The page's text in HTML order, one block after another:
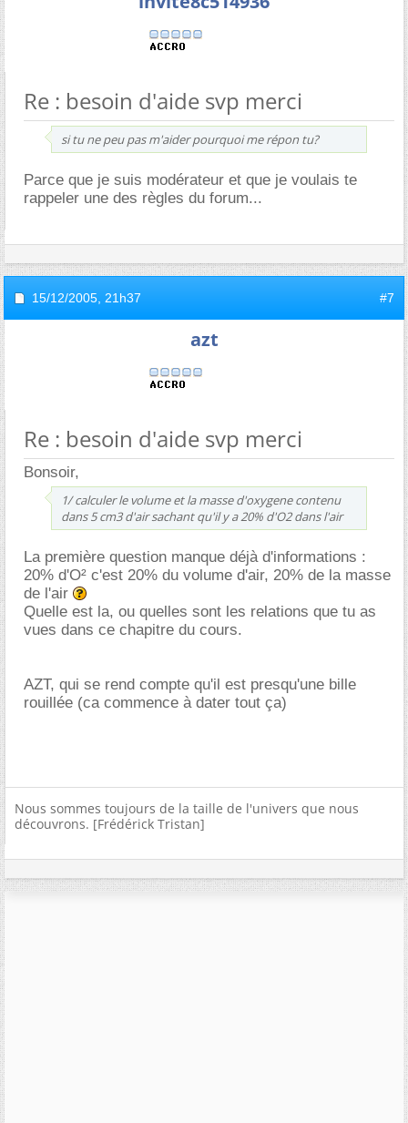
Re : besoin d'aide svp merci
si tu ne peu pas m'aider pourquoi me répon tu?
Parce que je suis modérateur et que je voulais te
rappeler une des règles du forum...
15/12/2005, 21h37 #7
azt
Re : besoin d'aide svp merci
Bonsoir,
1/ calculer le volume et la masse d'oxygene contenu
dans 5 cm3 d'air sachant qu'il y a 20% d'O2 dans l'air
La première question manque déjà d'informations :
20% d'O² c'est 20% du volume d'air, 20% de la masse
de l'air
Quelle est la, ou quelles sont les relations que tu as
vues dans ce chapitre du cours.
AZT, qui se rend compte qu'il est presqu'une bille
rouillée (ca commence à dater tout ça)
Nous sommes toujours de la taille de l'univers que nous
découvrons. [Frédérick Tristan]